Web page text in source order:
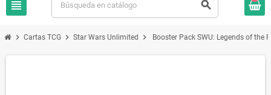
view_headline search
chevron_right Cartas TCG chevron_right Star Wars Unlimited chevron_right Booster Pack SWU: Legends of the